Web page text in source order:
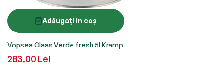
Adăugați in coș
Vopsea Claas Verde fresh 5l Kramp
283,00 Lei